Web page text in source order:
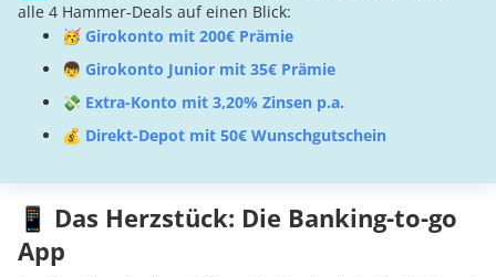
alle 4 Hammer-Deals auf einen Blick:
🥳 Girokonto mit 200€ Prämie
👦 Girokonto Junior mit 35€ Prämie
💸 Extra-Konto mit 3,20% Zinsen p.a.
💰 Direkt-Depot mit 50€ Wunschgutschein
📱 Das Herzstück: Die Banking-to-go
App